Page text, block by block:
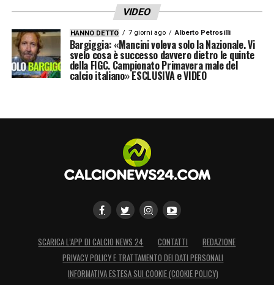
VIDEO
HANNO DETTO 7 giorni ago Alberto Petrosilli
Bargiggia: «Mancini voleva solo la Nazionale. Vi
svelo cosa è successo davvero dietro le quinte
della FIGC. Campionato Primavera male del
calcio italiano» ESCLUSIVA e VIDEO
SCARICA L’APP DI CALCIO NEWS 24 CONTATTI
REDAZIONE
PRIVACY POLICY E TRATTAMENTO DEI DATI PERSONALI
INFORMATIVA ESTESA SUI COOKIE (COOKIE POLICY)